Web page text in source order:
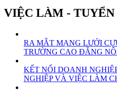
VIỆC LÀM - TUYỂN
RA MẮT MẠNG LƯỚI
TRƯỜNG CAO ĐẲNG
KẾT NỐI DOANH
NGHIỆP VÀ VIỆC LÀM